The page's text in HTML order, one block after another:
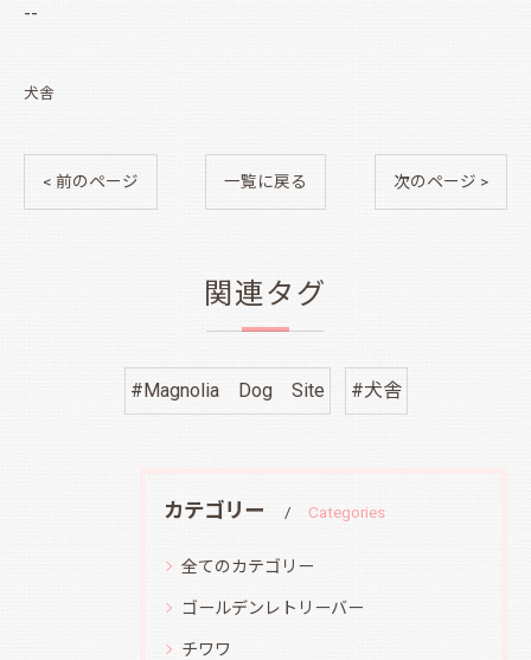
--
犬舎
< 前のページ 一覧に戻る 次のページ >
関連タグ
#Magnolia Dog Site #犬舎
カテゴリー Categories
全てのカテゴリー
ゴールデンレトリーバー
チワワ